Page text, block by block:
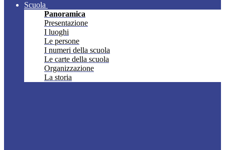
Scuola
Panoramica
Presentazione
I luoghi
Le persone
I numeri della scuola
Le carte della scuola
Organizzazione
La storia